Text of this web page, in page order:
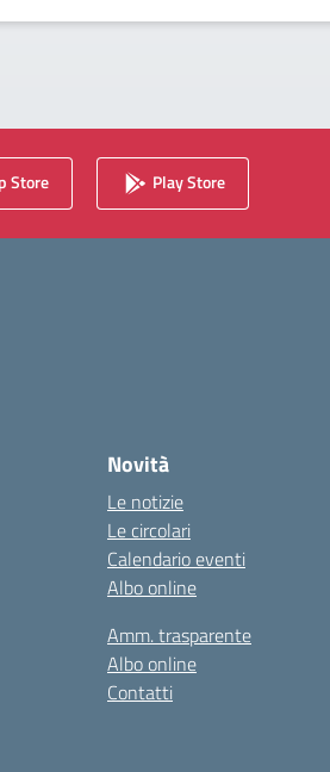
Store Play Store
Novità
Le notizie
Le circolari
Calendario eventi
Albo online
Amm. trasparente
Albo online
Contatti